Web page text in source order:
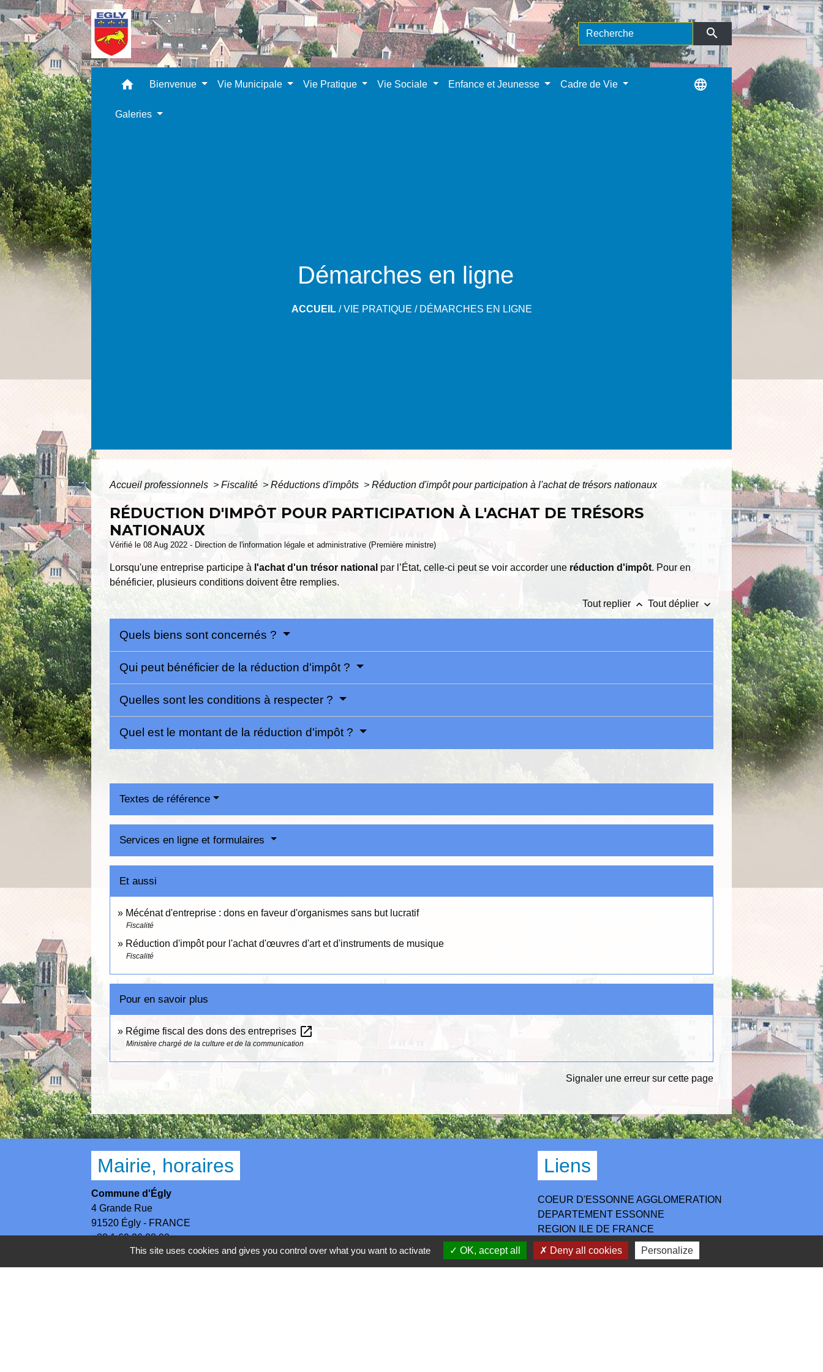
search
home Bienvenue Vie Municipale Vie Pratique Vie Sociale Enfance et Jeunesse Cadre de Vie
Galeries
language
Démarches en ligne
ACCUEIL/VIE PRATIQUE / DÉMARCHES EN LIGNE
Accueil professionnels > Fiscalité > Réductions d'impôts > Réduction d'impôt pour participation à l'achat de trésors nationaux
RÉDUCTION D'IMPÔT POUR PARTICIPATION À L'ACHAT DE TRÉSORS
NATIONAUX
Vérifié le 08 Aug 2022 - Direction de l'information légale et administrative (Première ministre)
Lorsqu'une entreprise participe à l'achatd'un trésor national par l’État, celle-ci peut se voir accorder une réduction d'impôt. Pour en
bénéficier, plusieurs conditions doivent être remplies.
Tout replier keyboard_arrow_up Tout déplier keyboard_arrow_down
Quels biens sont concernés ?
Qui peut bénéficier de la réduction d'impôt ?
Quelles sont les conditions à respecter ?
Quel est le montant de la réduction d'impôt ?
Textes de référence
Services en ligne et formulaires
Et aussi
Mécénat d'entreprise : dons en faveur d'organismes sans but lucratif
Fiscalité
Réduction d'impôt pour l'achat d'œuvres d'art et d'instruments de musique
Fiscalité
Pour en savoir plus
Régime fiscal des dons des entreprises open_in_new
Ministère chargé de la culture et de la communication
Signaler une erreur sur cette page
Mairie, horaires
Commune d'Égly
4 Grande Rue
91520 Égly - FRANCE
+33 1 69 26 28 00
Contact par formulaire
Liens
COEUR D'ESSONNE AGGLOMERATION
DEPARTEMENT ESSONNE
REGION ILE DE FRANCE
PREFECTURE DE L'ESSONNE
SIREDOM
This site uses cookies and gives you control over what you want to activate OK, accept all Deny all cookies Personalize